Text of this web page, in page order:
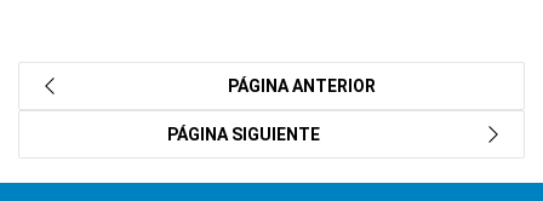
PÁGINA ANTERIOR
PÁGINA SIGUIENTE